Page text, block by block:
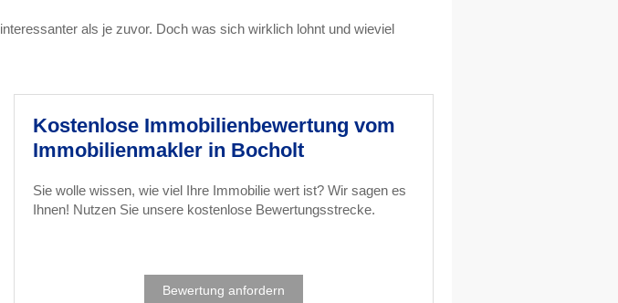
als je zuvor. Doch was sich wirklich lohnt und wieviel
Kostenlose Immobilienbewertung vom
Immobilienmakler in Bocholt
Sie wolle wissen, wie viel Ihre Immobilie wert ist? Wir sagen es
Ihnen! Nutzen Sie unsere kostenlose Bewertungsstrecke.
Bewertung anfordern